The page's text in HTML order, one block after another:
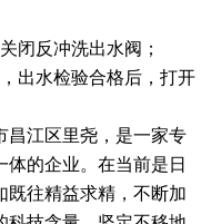
闭反冲洗出水阀；
出水检验合格后，打开
江区里尧，是一家专
的企业。在当前是日
既往精益求精，不断加